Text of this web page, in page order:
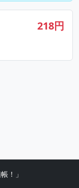
218円
！」